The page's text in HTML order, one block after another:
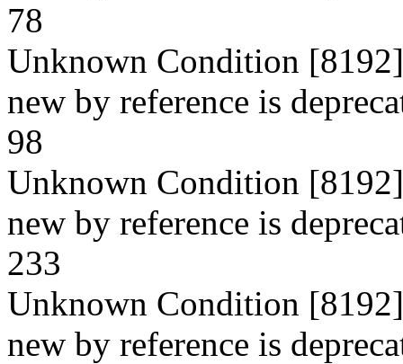
78
Unknown Condition
new by reference is
98
Unknown Condition
new by reference is
233
Unknown Condition
new by reference is